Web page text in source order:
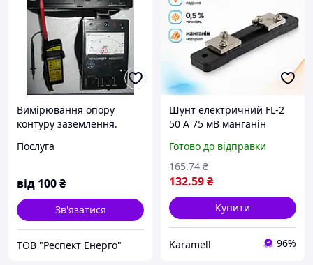
Вимірювання опору
контуру заземлення.
основних заземлювачах)
Послуга
від 100₴
Зв'язатися
ТОВ "Респект Eнерго"
Шунт електричний FL-2
50 А 75 мВ манганін
С для вимірювання
постійного струму
лічильників Агод і
Готово до відправки
132.59₴
165.74 ₴
Купити
Karamell 96%